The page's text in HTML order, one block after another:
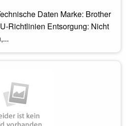
Daten Marke: Brother
Richtlinien Entsorgung: Nicht